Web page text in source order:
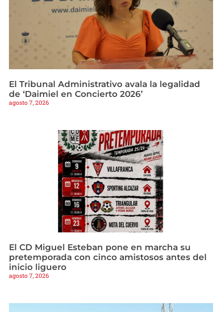
El Tribunal Administrativo avala la legalidad
de ‘Daimiel en Concierto 2026’
agosto 7, 2026
El CD Miguel Esteban pone en marcha su
pretemporada con cinco amistosos antes del
inicio liguero
agosto 7, 2026